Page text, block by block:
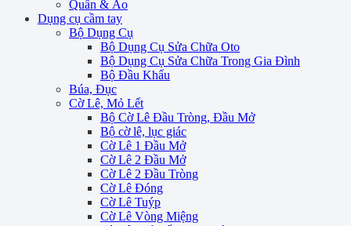
Quần & Áo
Dụng cụ cầm tay
Bộ Dụng Cụ
Bộ Dụng Cụ Sửa Chữa Oto
Bộ Dụng Cụ Sửa Chữa Trong Gia Đình
Bộ Đầu Khẩu
Búa, Đục
Cờ Lê, Mỏ Lết
Bộ Cờ Lê Đầu Tròng, Đầu Mở
Bộ cờ lê, lục giác
Cờ Lê 1 Đầu Mở
Cờ Lê 2 Đầu Mở
Cờ Lê 2 Đầu Tròng
Cờ Lê Đóng
Cờ Lê Tuýp
Cờ Lê Vòng Miệng